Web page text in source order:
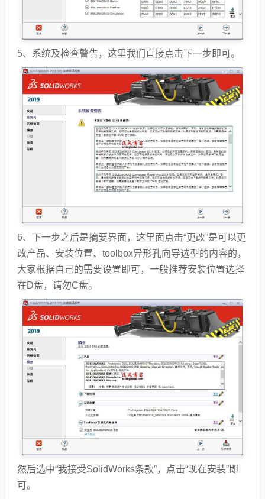
5、系统及检查警告，这里我们直接点击下一步即可。
6、下一步之后是摘要界面，这里面点击“更改”是可以更
改产品、安装位置、toolbox异形孔向导选型的内容的，
大家根据自己的需要设置即可，一般推荐安装位置选择
在D盘，请勿C盘。
然后选中“我接受SolidWorks条款”，点击“现在安装”即
可。